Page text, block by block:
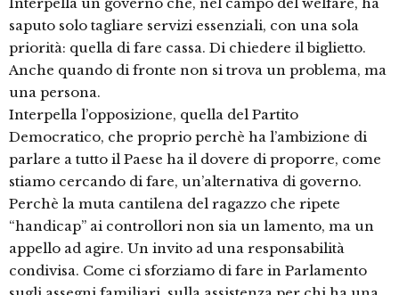
Interpella un governo che, nel campo del welfare, ha
saputo solo tagliare servizi essenziali, con una sola
priorità: quella di fare cassa. Di chiedere il biglietto.
Anche quando di fronte non si trova un problema, ma
una persona.
Interpella l’opposizione, quella del Partito
Democratico, che proprio perchè ha l’ambizione di
parlare a tutto il Paese ha il dovere di proporre, come
stiamo cercando di fare, un’alternativa di governo.
Perchè la muta cantilena del ragazzo che ripete
“handicap” ai controllori non sia un lamento, ma un
appello ad agire. Un invito ad una responsabilità
condivisa. Come ci sforziamo di fare in Parlamento